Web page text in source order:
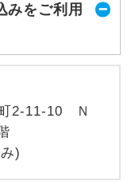
みをご利用
2-11-10 Ｎ
)